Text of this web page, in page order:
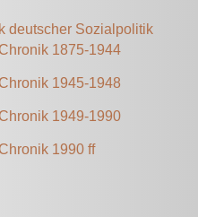
deutscher Sozialpolitik
Chronik 1875-1944
Chronik 1945-1948
Chronik 1949-1990
Chronik 1990 ff